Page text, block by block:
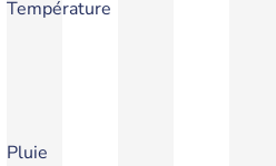
Température
Pluie